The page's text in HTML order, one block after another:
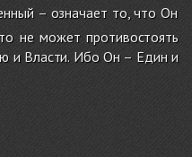
– означает то, что Он
не может противостоять
и Власти. Ибо Он – Един и